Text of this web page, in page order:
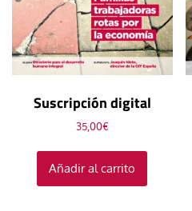
Suscripción digital
35,00€
Añadir al carrito